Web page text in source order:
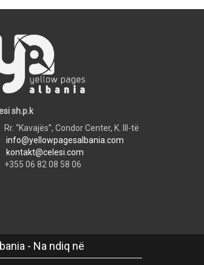
sh.p.k
Rr. “Kavajës”, Condor Center, K. III-të
info@yellowpagesalbania.com
kontakt@celesi.com
+355 06 82 08 58 06
- Na ndiq në